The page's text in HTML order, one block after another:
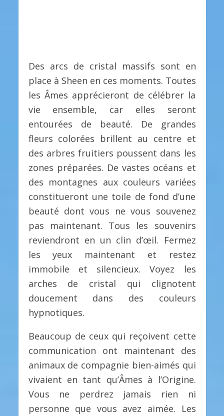
Des arcs de cristal massifs sont en
place à Sheen en ces moments. Toutes
les Âmes apprécieront de célébrer la
vie ensemble, car elles seront
entourées de beauté. De grandes
fleurs colorées brillent au centre et
des arbres fruitiers poussent dans les
zones préparées. De vastes océans et
des montagnes aux couleurs variées
constitueront une toile de fond d’une
beauté dont vous ne vous souvenez
pas maintenant. Tous les souvenirs
reviendront en un clin d’œil. Fermez
les yeux maintenant et restez
immobile et silencieux. Voyez les
arches de cristal qui clignotent
doucement dans des couleurs
hypnotiques.
Beaucoup de ceux qui reçoivent cette
communication ont maintenant des
animaux de compagnie bien-aimés qui
vivaient en tant qu’Âmes à l’Origine.
Vous ne perdrez jamais rien ni
personne que vous avez aimée. Les